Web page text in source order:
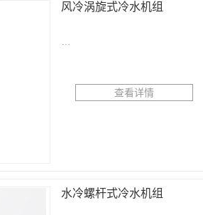
风冷涡旋式冷水机组
查看详情
水冷螺杆式冷水机组